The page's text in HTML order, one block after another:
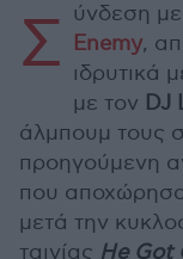
Σ ύνδεση
Enemy,
ιδρυτικά
με τον DJ
άλμπουμ τους
προηγούμενη
που
μετά την
ταινίας He Got